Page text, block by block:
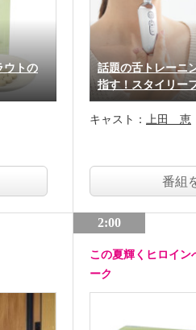
ウトの
話題の舌トレーニ
指す！スタイリー
キャスト： 上田 恵
番組
2:00
この夏輝くヒロイン
ーク